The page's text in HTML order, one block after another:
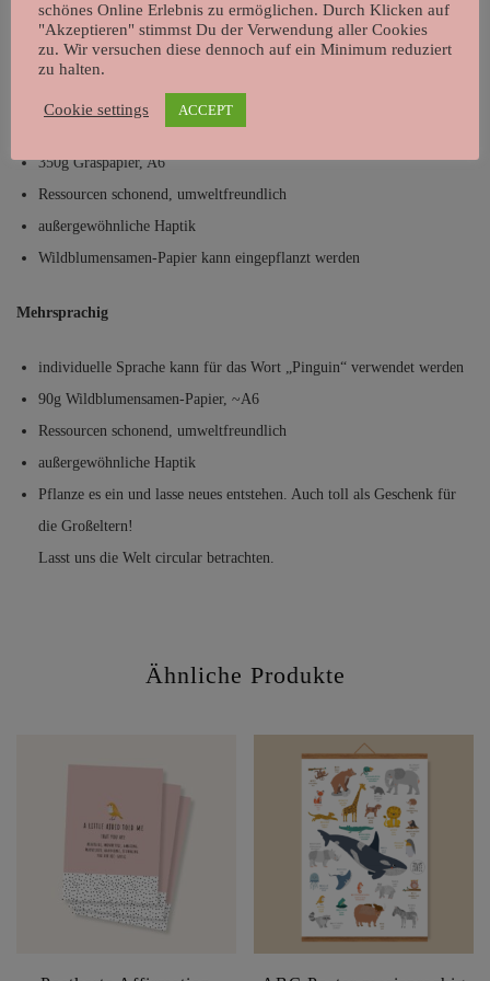
Postkarte „Wanna be my penguin?“
liebevoll zum verschenken
Auf Englisch
350g Graspapier, A6
Ressourcen schonend, umweltfreundlich
außergewöhnliche Haptik
Wildblumensamen-Papier kann eingepflanzt werden
Mehrsprachig
individuelle Sprache kann für das Wort „Pinguin“ verwendet werden
90g Wildblumensamen-Papier, ~A6
Ressourcen schonend, umweltfreundlich
außergewöhnliche Haptik
Pflanze es ein und lasse neues entstehen. Auch toll als Geschenk für
die Großeltern!
Lasst uns die Welt circular betrachten.
Ähnliche Produkte
schönes Online Erlebnis zu ermöglichen. Durch Klicken auf
"Akzeptieren" stimmst Du der Verwendung aller Cookies
zu. Wir versuchen diese dennoch auf ein Minimum reduziert
zu halten.
Cookie settings ACCEPT